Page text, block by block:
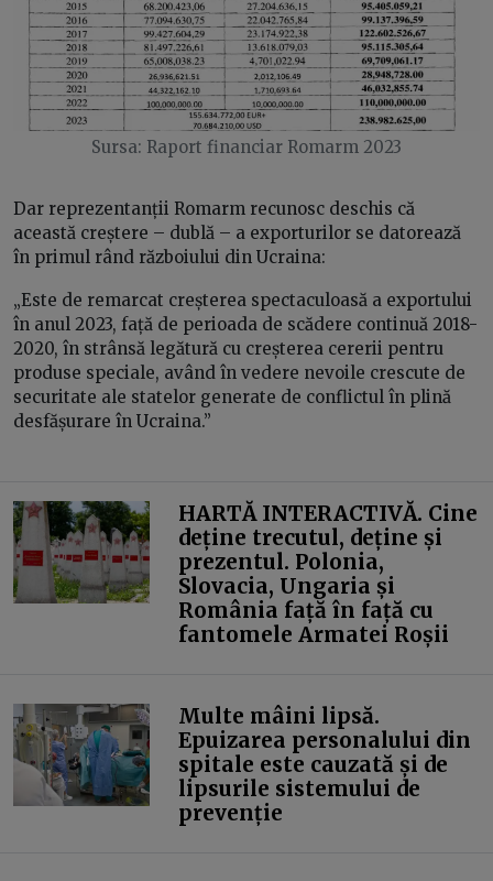
Sursa: Raport financiar Romarm 2023
Dar reprezentanții Romarm recunosc deschis că
această creștere – dublă – a exporturilor se datorează
în primul rând războiului din Ucraina:
„Este de remarcat creșterea spectaculoasă a exportului
în anul 2023, față de perioada de scădere continuă 2018-
2020, în strânsă legătură cu creșterea cererii pentru
produse speciale, având în vedere nevoile crescute de
securitate ale statelor generate de conflictul în plină
desfășurare în Ucraina.”
HARTĂ INTERACTIVĂ. Cine
deține trecutul, deține și
prezentul. Polonia,
Slovacia, Ungaria și
România față în față cu
fantomele Armatei Roșii
Multe mâini lipsă.
Epuizarea personalului din
spitale este cauzată și de
lipsurile sistemului de
prevenție